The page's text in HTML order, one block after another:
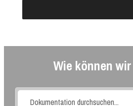
Wie können